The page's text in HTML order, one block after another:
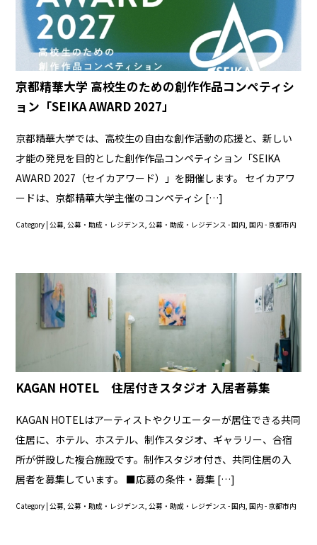
京都精華大学 高校生のための創作作品コンペティシ
ョン「SEIKA AWARD 2027」
京都精華大学では、高校生の自由な創作活動の応援と、新しい
才能の発見を目的とした創作作品コンペティション「SEIKA
AWARD 2027（セイカアワード）」を開催します。 セイカアワ
ードは、京都精華大学主催のコンペティシ […]
Category |公募 ,公募・助成・レジデンス ,公募・助成・レジデンス - 国内 ,国内 - 京都市内
KAGAN HOTEL 住居付きスタジオ 入居者募集
KAGAN HOTELはアーティストやクリエーターが居住できる共同
住居に、ホテル、ホステル、制作スタジオ、ギャラリー、合宿
所が併設した複合施設です。制作スタジオ付き、共同住居の入
居者を募集しています。 ■応募の条件・募集 […]
Category |公募 ,公募・助成・レジデンス ,公募・助成・レジデンス - 国内 ,国内 - 京都市内